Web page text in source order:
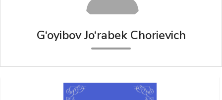
G‘oyibov Jo‘rabek Chorievich